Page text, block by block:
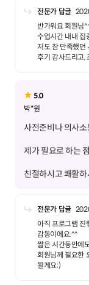
전문가 답글
반가워요 회원님
수업시간 내내 집
저도 참 만족했던
후기 감사드리고,
5.0
박*원
친절하시고 쾌활
전문가 답글
아직 프로그램 진
감동이에요.^^
짧은 시간동안에
회원님께 필요한
뵐게요:)